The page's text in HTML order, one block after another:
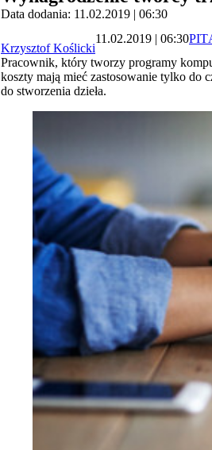
Data dodania: 11.02.2019 | 06:30
Krzysztof Koślicki
11.02.2019 | 06:30PIT
Pracownik, który tworzy programy
koszty mają mieć zastosowanie tylko do
do stworzenia dzieła.